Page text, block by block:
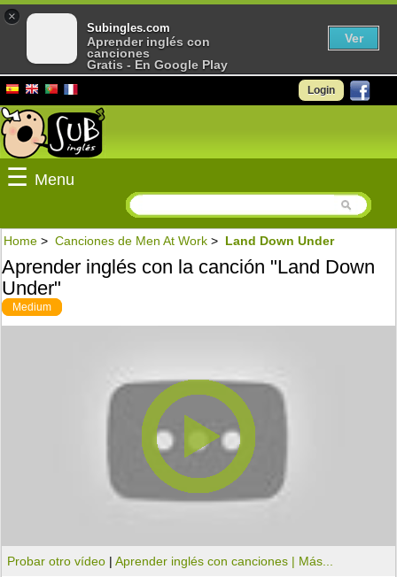
Login
☰ Menu
Home > Canciones de Men At Work > Land Down Under
Aprender inglés con la canción "Land Down
Under"
Medium
Probar otro vídeo |Aprender inglés con canciones | Más...
×
Subingles.com
Aprender inglés con
canciones
Gratis - En Google Play
Ver